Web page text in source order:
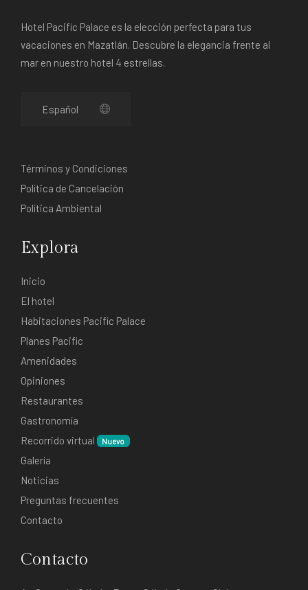
Hotel Pacific Palace es la elección perfecta para tus
vacaciones en Mazatlán. Descubre la elegancia frente al
mar en nuestro hotel 4 estrellas.
Términos y Condiciones
Política de Cancelación
Política Ambiental
Explora
Inicio
El hotel
Habitaciones Pacific Palace
Planes Pacific
Amenidades
Opiniones
Restaurantes
Gastronomía
Recorrido virtual
Nuevo
Galería
Noticias
Preguntas frecuentes
Contacto
Contacto